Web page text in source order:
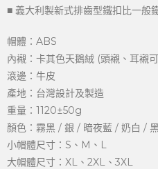
■ 義大利製新式排齒型鐵扣比一般
帽體：ABS
內襯：卡其色天鵝絨 (頭襯、耳襯
滾邊：牛皮
產地：台灣設計及製造
重量：1120±50g
顏色：霧黑 / 銀 / 暗夜藍 / 奶白 /
小帽體尺寸：S、M、L
大帽體尺寸：XL、2XL、3XL